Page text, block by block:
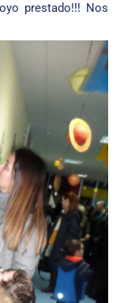
prestado!!! Nos